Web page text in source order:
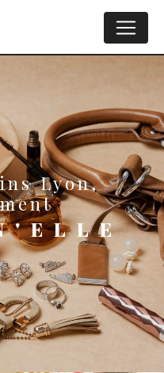
Lyon,